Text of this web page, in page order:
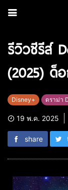
รีวิวซีรีส์
(2025) ด็
Disney+ ดราม่า
19 พ.ค. 2025
share